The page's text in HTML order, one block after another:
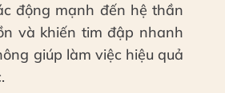
động mạnh đến hệ thần
và khiến tim đập nhanh
giúp làm việc hiệu quả